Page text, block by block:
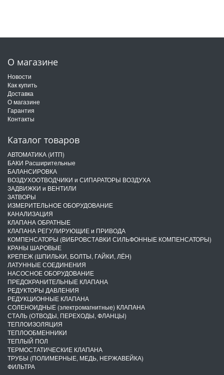
О магазине
Новости
Как купить
Доставка
О магазине
Гарантия
Контакты
Каталог товаров
АВТОМАТИКА (ИТП)
БАКИ Расширительные
БАЛАНСИРОВКА
ВОЗДУХООТВОДЧИКИ и СИПАРАТОРЫ ВОЗДУХА
ЗАДВИЖКИ и ВЕНТИЛИ
ЗАТВОРЫ
ИЗМЕРИТЕЛЬНОЕ ОБОРУДОВАНИЕ
КАНАЛИЗАЦИЯ
КЛАПАНА ОБРАТНЫЕ
КЛАПАНА РЕГУЛИРУЮЩИЕ и ПРИВОДА
КОМПЕНСАТОРЫ (ВИБРОВСТАВКИ СИЛЬФОННЫЕ КОМПЕНСАТОРЫ)
КРАНЫ ШАРОВЫЕ
КРЕПЕЖ (ШПИЛЬКИ, БОЛТЫ, ГАЙКИ, ЛЁН)
ЛАТУННЫЕ СОЕДИНЕНИЯ
НАСОСНОЕ ОБОРУДОВАНИЕ
ПРЕДОХРАНИТЕЛЬНЫЕ КЛАПАНА
РЕДУКТОРЫ ДАВЛЕНИЯ
РЕДУКЦИОННЫЕ КЛАПАНА
СОЛЕНОИДНЫЕ (электромагнитные) КЛАПАНА
СТАЛЬ (ОТВОДЫ, ПЕРЕХОДЫ, ФЛАНЦЫ)
ТЕПЛОИЗОЛЯЦИЯ
ТЕПЛООБМЕННИКИ
ТЕПЛЫЙ ПОЛ
ТЕРМОСТАТИЧЕСКИЕ КЛАПАНА
ТРУБЫ (ПОЛИМЕРНЫЕ, МЕДЬ, НЕРЖАВЕЙКА)
ФИЛЬТРА